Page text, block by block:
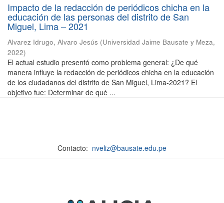
Impacto de la redacción de periódicos chicha en la
educación de las personas del distrito de San
Miguel, Lima – 2021
Alvarez Idrugo, Alvaro Jesús (Universidad Jaime Bausate y Meza,
2022)
El actual estudio presentó como problema general: ¿De qué
manera influye la redacción de periódicos chicha en la educación
de los ciudadanos del distrito de San Miguel, Lima-2021? El
objetivo fue: Determinar de qué ...
Contacto: nveliz@bausate.edu.pe